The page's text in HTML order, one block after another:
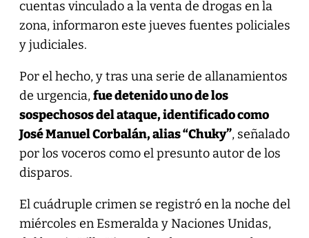
cuentas vinculado a la venta de drogas en la
zona, informaron este jueves fuentes policiales
y judiciales.
Por el hecho, y tras una serie de allanamientos
de urgencia,fue detenido uno de los
sospechosos del ataque, identificado como
José Manuel Corbalán, alias “Chuky”, señalado
por los voceros como el presunto autor de los
disparos.
El cuádruple crimen se registró en la noche del
miércoles en Esmeralda y Naciones Unidas,